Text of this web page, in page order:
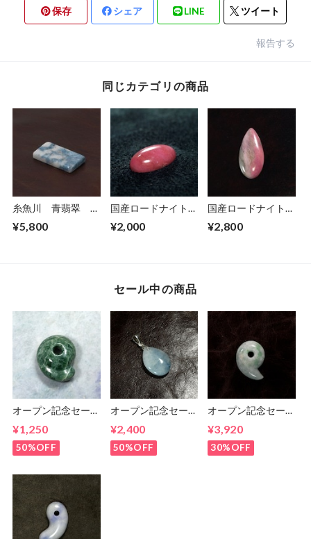
保存 シェア LINE ツイート
報告する
同じカテゴリの商品
糸魚川 青翡翠 ル
¥5,800
国産ロードナイト
¥2,000
国産ロードナイト
32.2ct
¥2,800
セール中の商品
オープン記念セー
がたま 勾玉
¥1,250
50%OFF
オープン記念セー
翠 しずくペンダン
トトップ
¥2,400
50%OFF
オープン記念セー
がたま 勾玉
12.8g
¥3,920
30%OFF